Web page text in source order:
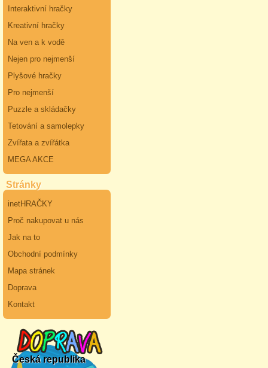
Interaktivní hračky
Kreativní hračky
Na ven a k vodě
Nejen pro nejmenší
Plyšové hračky
Pro nejmenší
Puzzle a skládačky
Tetování a samolepky
Zvířata a zvířátka
MEGA AKCE
Stránky
inetHRAČKY
Proč nakupovat u nás
Jak na to
Obchodní podmínky
Mapa stránek
Doprava
Kontakt
Česká republika